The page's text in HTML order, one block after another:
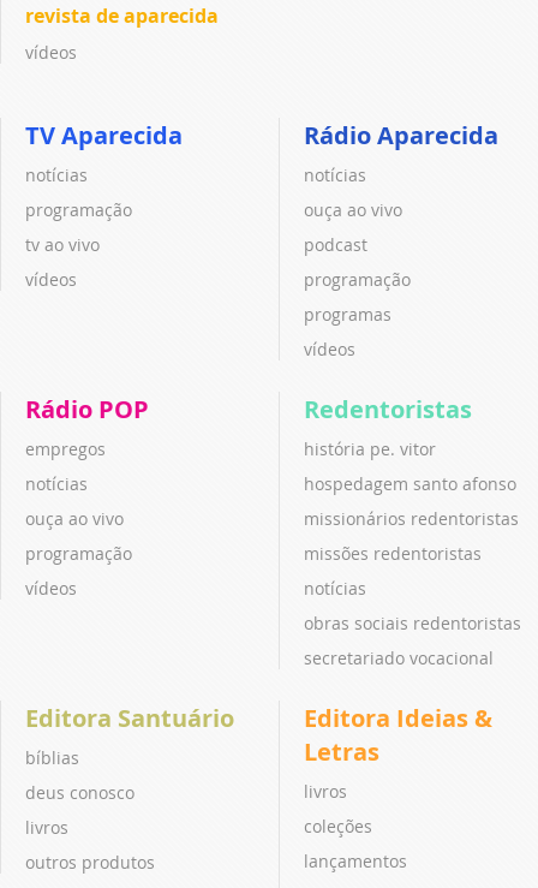
revista de aparecida
vídeos
TV Aparecida
notícias
programação
tv ao vivo
vídeos
Rádio Aparecida
notícias
ouça ao vivo
podcast
programação
programas
vídeos
Rádio POP
empregos
notícias
ouça ao vivo
programação
vídeos
Redentoristas
história pe. vitor
hospedagem santo afonso
missionários redentoristas
missões redentoristas
notícias
obras sociais redentoristas
secretariado vocacional
Editora Santuário
bíblias
deus conosco
livros
outros produtos
Editora Ideias &
Letras
livros
coleções
lançamentos